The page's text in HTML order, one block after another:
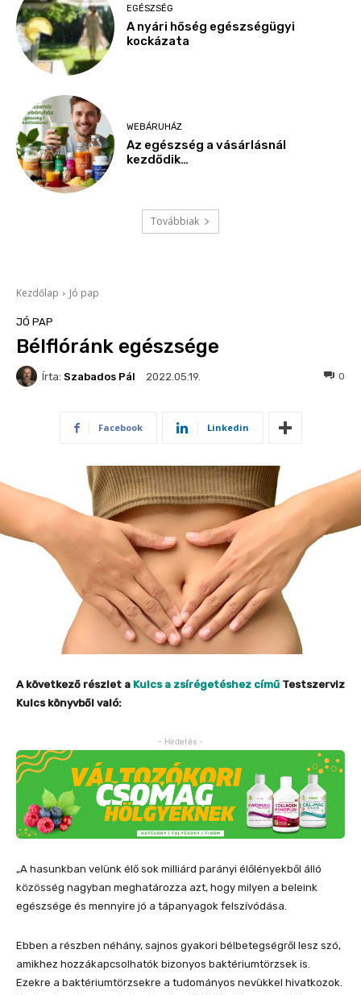
EGÉSZSÉG
A nyári hőség egészségügyi
kockázata
WEBÁRUHÁZ
Az egészség a vásárlásnál
kezdődik…
Továbbiak